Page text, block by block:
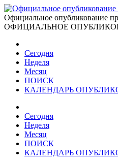
Официальное опубликование
ОФИЦИАЛЬНОЕ
Сегодня
Неделя
Месяц
ПОИСК
КАЛЕНДАРЬ
Сегодня
Неделя
Месяц
ПОИСК
КАЛЕНДАРЬ